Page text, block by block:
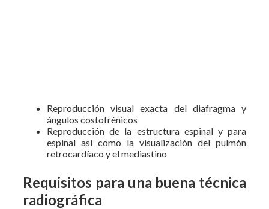
Reproducción visual exacta del diafragma y
ángulos costofrénicos
Reproducción de la estructura espinal y para
espinal así como la visualización del pulmón
retrocardíaco y el mediastino
Requisitos para una buena técnica
radiográfica